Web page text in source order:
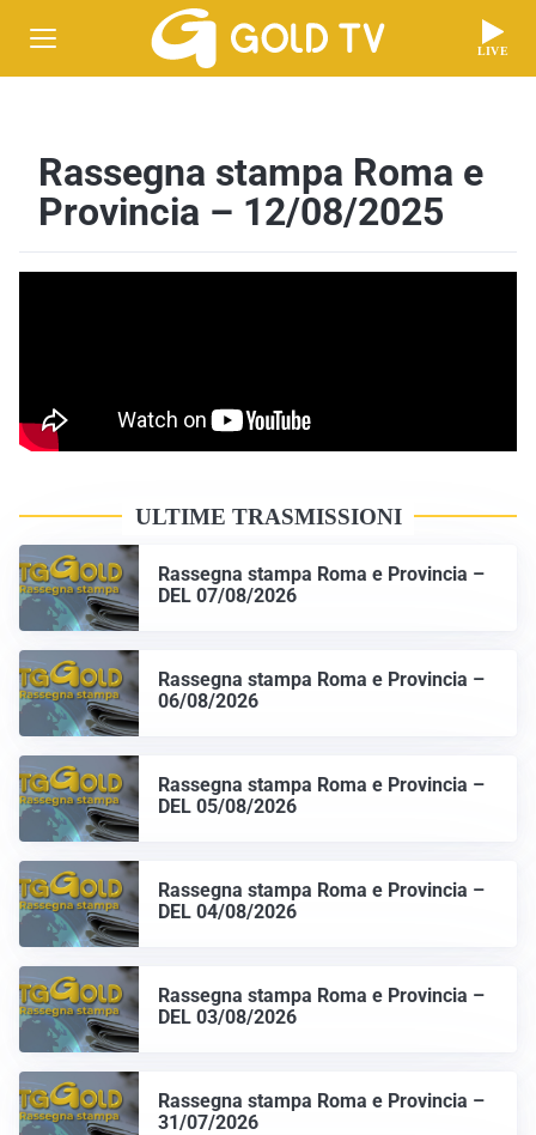
LIVE
Rassegna stampa Roma e
Provincia – 12/08/2025
ULTIME TRASMISSIONI
Rassegna stampa Roma e Provincia –
DEL 07/08/2026
Rassegna stampa Roma e Provincia –
06/08/2026
Rassegna stampa Roma e Provincia –
DEL 05/08/2026
Rassegna stampa Roma e Provincia –
DEL 04/08/2026
Rassegna stampa Roma e Provincia –
DEL 03/08/2026
Rassegna stampa Roma e Provincia –
31/07/2026